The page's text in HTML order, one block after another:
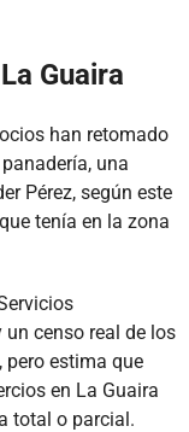
Guaira
han retomado
una
Pérez, según este
tenía en la zona
un censo real de los
estima que
en La Guaira
total o parcial.